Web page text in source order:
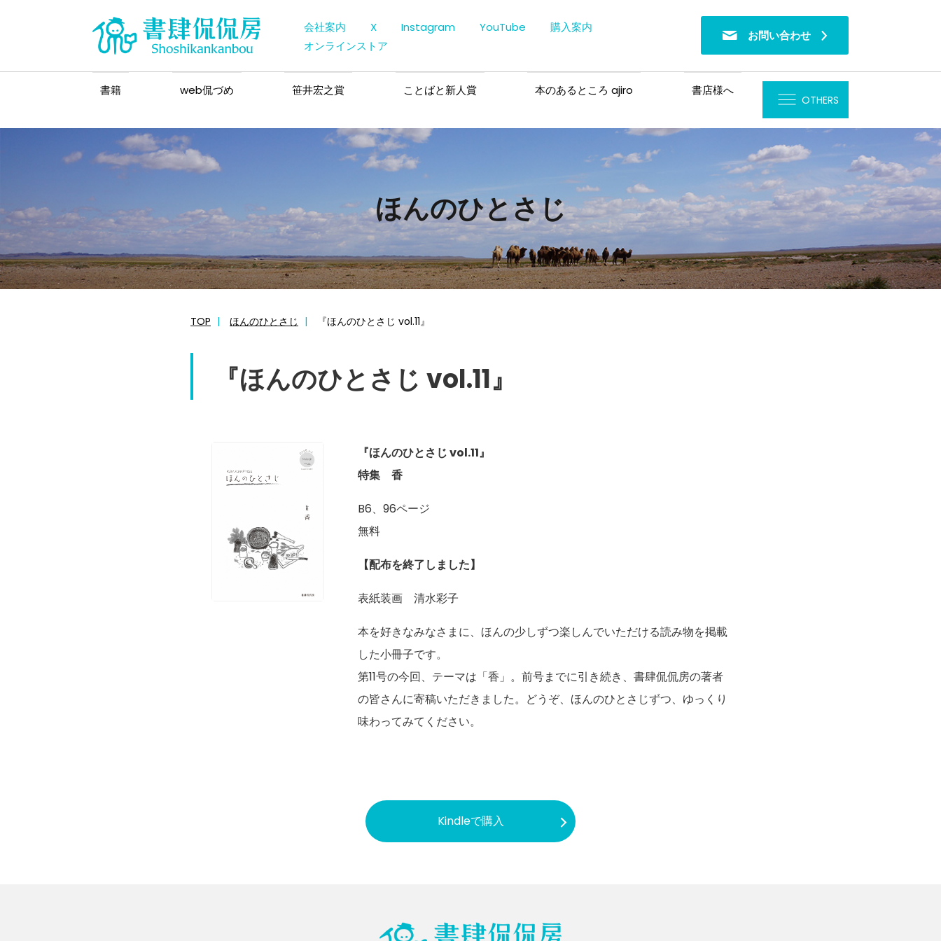
会社案内 X Instagram YouTube
購入案内
オンラインストア
お問い合わせ
書籍 web侃づめ 笹井宏之賞 ことばと新人賞 本のあるところ ajiro 書店様へ
OTHERS
ほんのひとさじ
TOP ほんのひとさじ 『ほんのひとさじ vol.11』
『ほんのひとさじ vol.11』
『ほんのひとさじ vol.11』
特集 香
B6、96ページ
無料
【配布を終了しました】
表紙装画 清水彩子
本を好きなみなさまに、ほんの少しずつ楽しんでいただける読み物を掲載
した小冊子です。
第11号の今回、テーマは「香」。前号までに引き続き、書肆侃侃房の著者
の皆さんに寄稿いただきました。どうぞ、ほんのひとさじずつ、ゆっくり
味わってみてください。
Kindleで購入